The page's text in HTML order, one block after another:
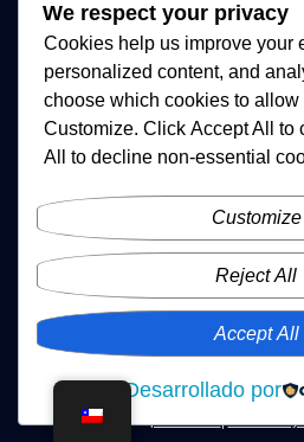
Soluciones
tecnológicas en
biofeedback EMG.
Con EMG One,
rehabilitación
muscular a una
accesible y
conectada.
técnicas
Servidor
de datos
usuario
rápida
técnico
© 2026 Waves Tech. Todos los
privacidad|Términos y
We respect your privacy
Cookies help us improve your
personalized content, and
choose which cookies to allow
Customize. Click Accept All to
All
to decline non-essential
Customize
Reject All
Accept All
Desarrollado por